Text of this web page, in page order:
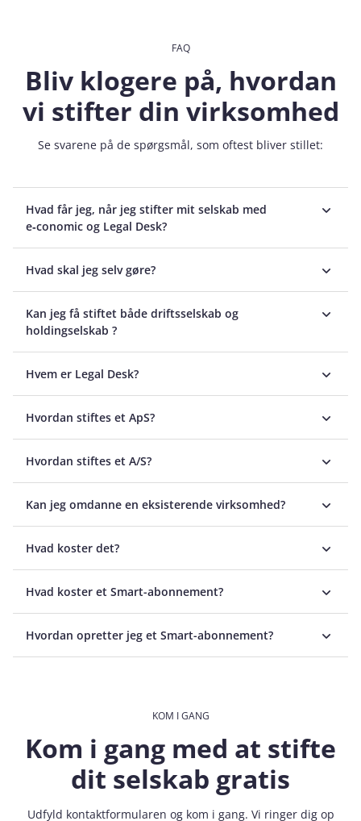
FAQ
Bliv klogere på, hvordan
vi stifter din virksomhed
Se svarene på de spørgsmål, som oftest bliver stillet:
Hvad får jeg, når jeg stifter mit selskab med
e‑conomic og Legal Desk?
Hvad skal jeg selv gøre?
Kan jeg få stiftet både driftsselskab og
holdingselskab ?
Hvem er Legal Desk?
Hvordan stiftes et ApS?
Hvordan stiftes et A/S?
Kan jeg omdanne en eksisterende virksomhed?
Hvad koster det?
Hvad koster et Smart-abonnement?
Hvordan opretter jeg et Smart-abonnement?
KOM I GANG
Kom i gang med at stifte
dit selskab gratis
Udfyld kontaktformularen og kom i gang. Vi ringer dig op